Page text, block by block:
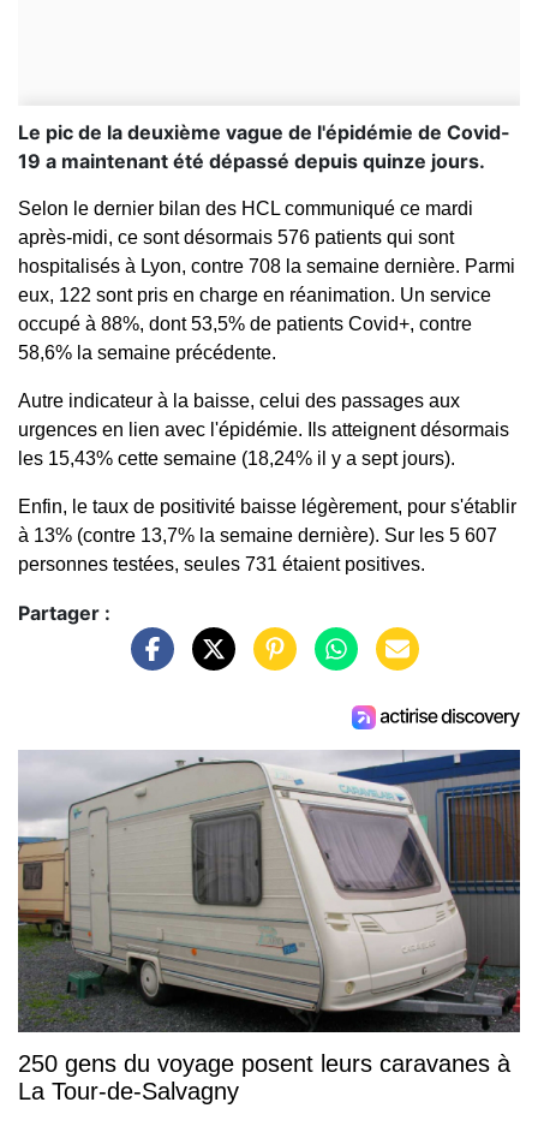
Le pic de la deuxième vague de l'épidémie de Covid-
19 a maintenant été dépassé depuis quinze jours.
Selon le dernier bilan des HCL communiqué ce mardi
après-midi, ce sont désormais 576 patients qui sont
hospitalisés à Lyon, contre 708 la semaine dernière. Parmi
eux, 122 sont pris en charge en réanimation. Un service
occupé à 88%, dont 53,5% de patients Covid+, contre
58,6% la semaine précédente.
Autre indicateur à la baisse, celui des passages aux
urgences en lien avec l'épidémie. Ils atteignent désormais
les 15,43% cette semaine (18,24% il y a sept jours).
Enfin, le taux de positivité baisse légèrement, pour s'établir
à 13% (contre 13,7% la semaine dernière). Sur les 5 607
personnes testées, seules 731 étaient positives.
Partager :
250 gens du voyage posent leurs caravanes à
La Tour-de-Salvagny